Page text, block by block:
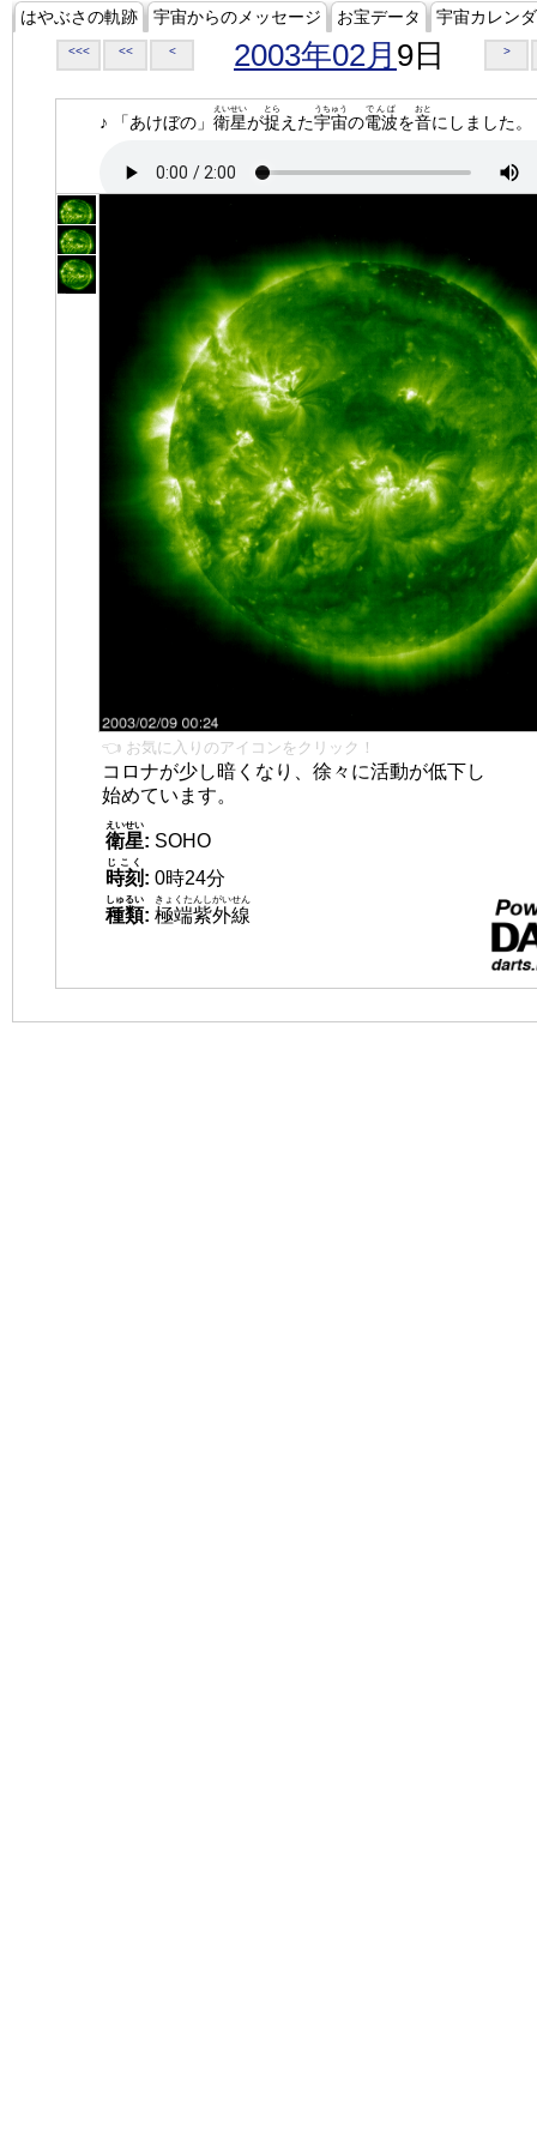
はやぶさの軌跡 宇宙からのメッセージ お宝データ 宇宙カレン
<<< << < 2003年02月 9日 >
♪ 「あけぼの」 衛星
えいせい
が捉
とら
えた宇宙
うちゅう
の電波
でんぱ
を音
おと
にしました。
👈 お気に入りのアイコンをクリック！
コロナが少し暗くなり、徐々に活動が低下し
始めています。
衛星
えいせい
: SOHO
時刻
じこく
: 0時24分
種類
しゅるい
: 極端紫外線
きょくたんしがいせん